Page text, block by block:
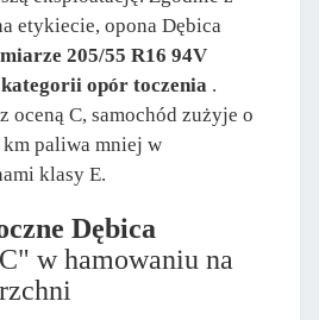
etykiecie, opona Dębica
205/55 R16 94V
opór toczenia .
oceną C, samochód zużyje o
paliwa mniej w
klasy E.
Dębica
w hamowaniu na